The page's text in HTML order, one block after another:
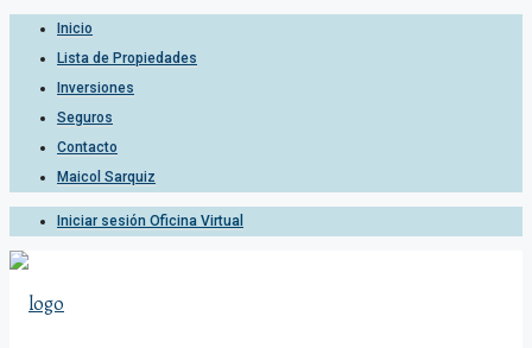
Inicio
Lista de Propiedades
Inversiones
Seguros
Contacto
Maicol Sarquiz
Iniciar sesión Oficina Virtual